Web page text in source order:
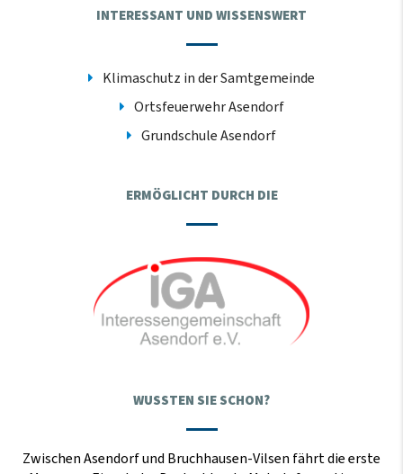
INTERESSANT UND WISSENSWERT
Klimaschutz in der Samtgemeinde
Ortsfeuerwehr Asendorf
Grundschule Asendorf
ERMÖGLICHT DURCH DIE
WUSSTEN SIE SCHON?
Zwischen Asendorf und Bruchhausen-Vilsen fährt die erste